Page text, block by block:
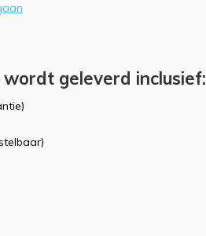
wordt geleverd inclusief: